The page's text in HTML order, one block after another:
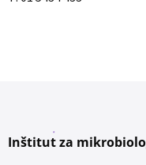
Inštitut za